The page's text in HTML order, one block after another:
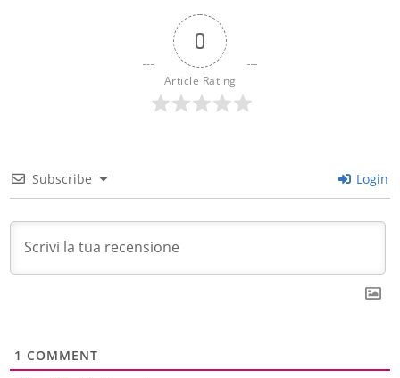
0
Article Rating
Subscribe Login
1 COMMENT